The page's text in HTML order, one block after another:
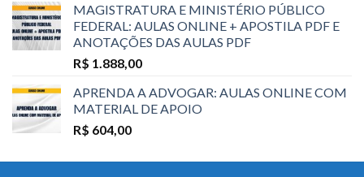
MAGISTRATURA E MINISTÉRIO PÚBLICO
FEDERAL: AULAS ONLINE + APOSTILA PDF E
ANOTAÇÕES DAS AULAS PDF
R$ 1.888,00
APRENDA A ADVOGAR: AULAS ONLINE COM
MATERIAL DE APOIO
R$ 604,00